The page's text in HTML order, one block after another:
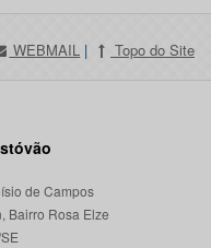
WEBMAIL | Topo do Site
de Campos
Bairro Rosa Elze